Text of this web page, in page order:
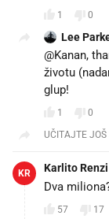
1 0
Lee
@Kanan,
životu
glup!😉
1
0
UČITAJTE JOŠ
KR Karlito Renzi
Dva
57 17